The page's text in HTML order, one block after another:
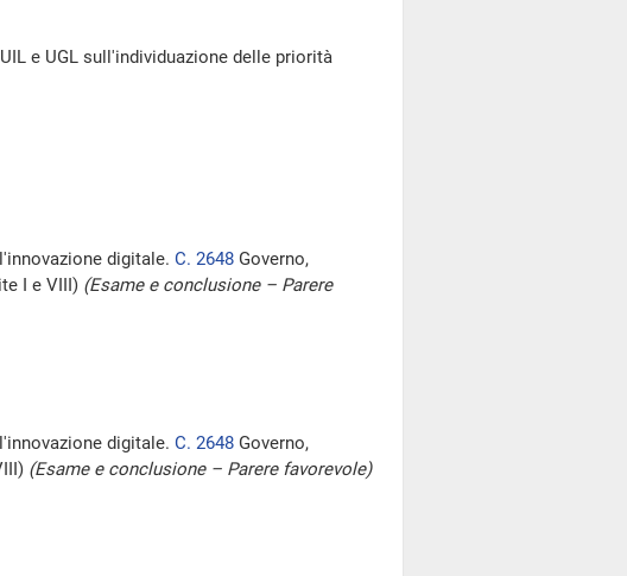
e UGL sull'individuazione delle priorità
digitale. C. 2648 Governo,
I e VIII) (Esame e conclusione – Parere
digitale. C. 2648 Governo,
(Esame e conclusione – Parere favorevole)